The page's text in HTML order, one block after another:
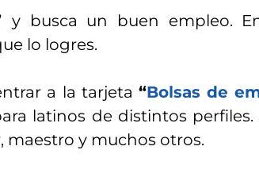
y busca un buen empleo.
lo logres.
a la tarjeta “Bolsas de
latinos de distintos
maestro y muchos otros.